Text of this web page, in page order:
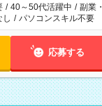
/ 40～50代活躍中 / 副業
し / パソコンスキル不要
応募する